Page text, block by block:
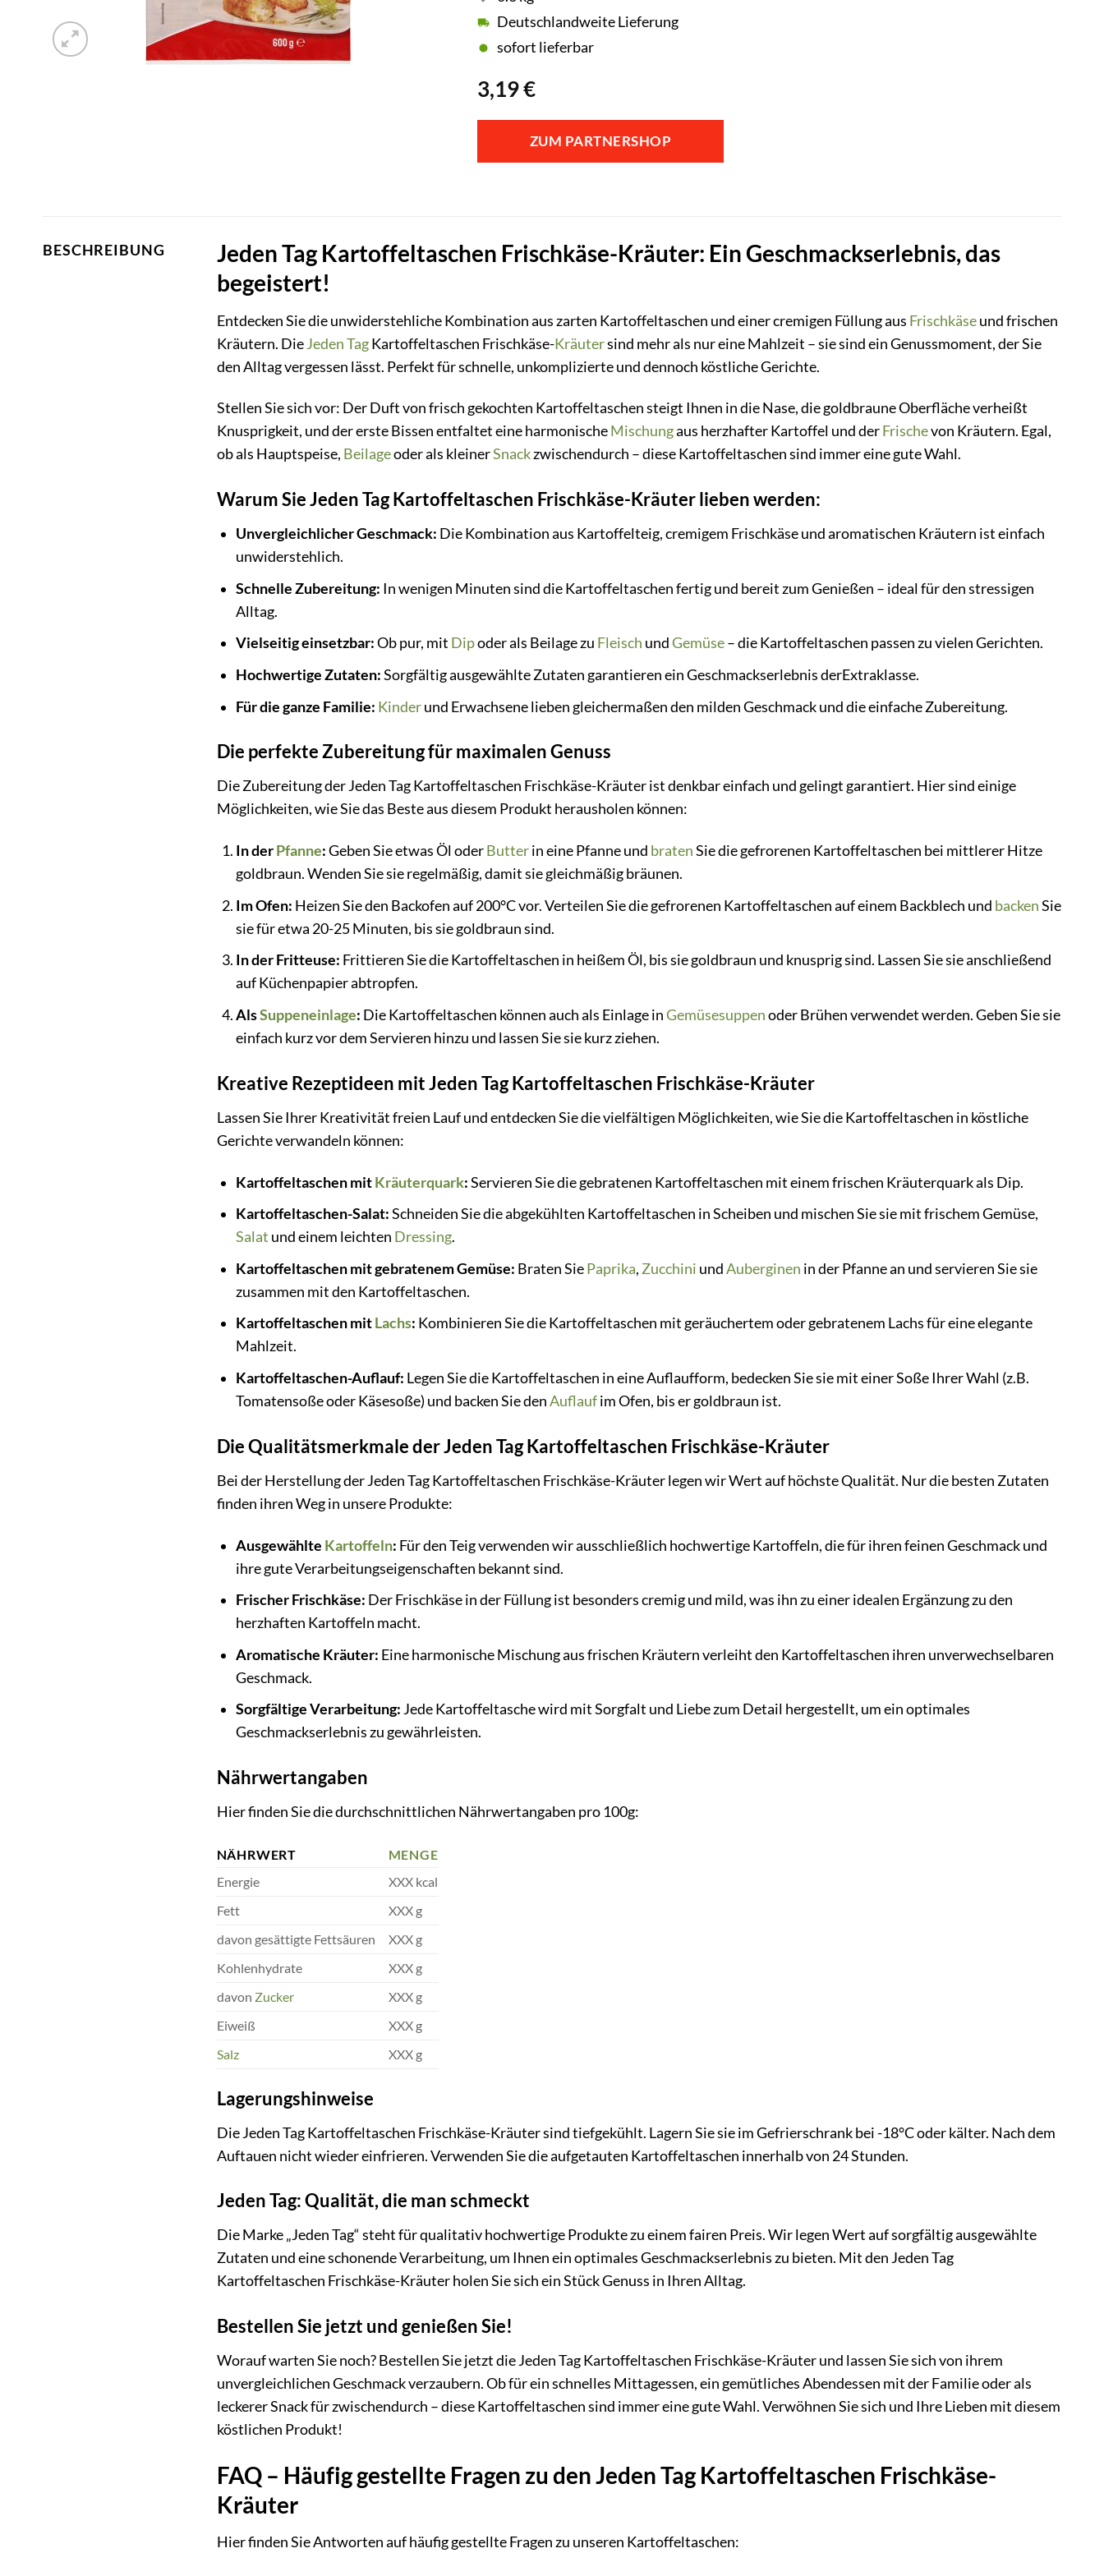
3,19€
Deutschlandweite Lieferung
sofort lieferbar
ZUM PARTNERSHOP
BESCHREIBUNG
Jeden Tag Kartoffeltaschen Frischkäse-Kräuter: Ein Geschmackserlebnis, das
begeistert!
Entdecken Sie die unwiderstehliche Kombination aus zarten Kartoffeltaschen und einer cremigen Füllung aus Frischkäseund frischen
Kräutern. DieJeden TagKartoffeltaschen Frischkäse-Kräutersind mehr als nur eine Mahlzeit – sie sind ein Genussmoment, der Sie
den Alltag vergessen lässt. Perfekt für schnelle, unkomplizierte und dennoch köstliche Gerichte.
Stellen Sie sich vor: Der Duft von frisch gekochten Kartoffeltaschen steigt Ihnen in die Nase, die goldbraune Oberfläche verheißt
Knusprigkeit, und der erste Bissen entfaltet eine harmonischeMischungaus herzhafter Kartoffel und derFrischevon Kräutern. Egal,
ob als Hauptspeise, Beilageoder als kleinerSnackzwischendurch – diese Kartoffeltaschen sind immer eine gute Wahl.
Warum Sie Jeden Tag Kartoffeltaschen Frischkäse-Kräuter lieben werden:
Unvergleichlicher Geschmack: Die Kombination aus Kartoffelteig, cremigem Frischkäse und aromatischen Kräutern ist einfach
unwiderstehlich.
Schnelle Zubereitung: In wenigen Minuten sind die Kartoffeltaschen fertig und bereit zum Genießen – ideal für den stressigen
Alltag.
Vielseitig einsetzbar:Ob pur, mit Dipoder als Beilage zu Fleisch undGemüse– die Kartoffeltaschen passen zu vielen Gerichten.
Hochwertige Zutaten:Sorgfältig ausgewählte Zutaten garantieren ein Geschmackserlebnis derExtraklasse.
Für die ganze Familie: Kinderund Erwachsene lieben gleichermaßen den milden Geschmack und die einfache Zubereitung.
Die perfekte Zubereitung für maximalen Genuss
Die Zubereitung der Jeden Tag Kartoffeltaschen Frischkäse-Kräuter ist denkbar einfach und gelingt garantiert. Hier sind einige
Möglichkeiten, wie Sie das Beste aus diesem Produkt herausholen können:
In derPfanne:Geben Sie etwas Öl oderButterin eine Pfanne und bratenSie die gefrorenen Kartoffeltaschen bei mittlerer Hitze
goldbraun. Wenden Sie sie regelmäßig, damit sie gleichmäßig bräunen.
Im Ofen: Heizen Sie den Backofen auf 200°C vor. Verteilen Sie die gefrorenen Kartoffeltaschen auf einem Backblech und backenSie
sie für etwa 20-25 Minuten, bis sie goldbraun sind.
In der Fritteuse: Frittieren Sie die Kartoffeltaschen in heißem Öl, bis sie goldbraun und knusprig sind. Lassen Sie sie anschließend
auf Küchenpapier abtropfen.
AlsSuppeneinlage: Die Kartoffeltaschen können auch als Einlage inGemüsesuppenoder Brühen verwendet werden. Geben Sie sie
einfach kurz vor dem Servieren hinzu und lassen Sie sie kurz ziehen.
Kreative Rezeptideen mit Jeden Tag Kartoffeltaschen Frischkäse-Kräuter
Lassen Sie Ihrer Kreativität freien Lauf und entdecken Sie die vielfältigen Möglichkeiten, wie Sie die Kartoffeltaschen in köstliche
Gerichte verwandeln können:
Kartoffeltaschen mitKräuterquark:Servieren Sie die gebratenen Kartoffeltaschen mit einem frischen Kräuterquark als Dip.
Kartoffeltaschen-Salat:Schneiden Sie die abgekühlten Kartoffeltaschen in Scheiben und mischen Sie sie mit frischem Gemüse,
Salat und einem leichten Dressing.
Kartoffeltaschen mit gebratenem Gemüse: Braten SiePaprika, Zucchini undAuberginen in der Pfanne an und servieren Sie sie
zusammen mit den Kartoffeltaschen.
Kartoffeltaschen mitLachs: Kombinieren Sie die Kartoffeltaschen mit geräuchertem oder gebratenem Lachs für eine elegante
Mahlzeit.
Kartoffeltaschen-Auflauf: Legen Sie die Kartoffeltaschen in eine Auflaufform, bedecken Sie sie mit einer Soße Ihrer Wahl (z.B.
Tomatensoße oder Käsesoße) und backen Sie denAuflaufim Ofen, bis er goldbraun ist.
Die Qualitätsmerkmale der Jeden Tag Kartoffeltaschen Frischkäse-Kräuter
Bei der Herstellung der Jeden Tag Kartoffeltaschen Frischkäse-Kräuter legen wir Wert auf höchste Qualität. Nur die besten Zutaten
finden ihren Weg in unsere Produkte:
Ausgewählte Kartoffeln: Für den Teig verwenden wir ausschließlich hochwertige Kartoffeln, die für ihren feinen Geschmack und
ihre gute Verarbeitungseigenschaften bekannt sind.
Frischer Frischkäse: Der Frischkäse in der Füllung ist besonders cremig und mild, was ihn zu einer idealen Ergänzung zu den
herzhaften Kartoffeln macht.
Aromatische Kräuter: Eine harmonische Mischung aus frischen Kräutern verleiht den Kartoffeltaschen ihren unverwechselbaren
Geschmack.
Sorgfältige Verarbeitung:Jede Kartoffeltasche wird mit Sorgfalt und Liebe zum Detail hergestellt, um ein optimales
Geschmackserlebnis zu gewährleisten.
Nährwertangaben
Hier finden Sie die durchschnittlichen Nährwertangaben pro 100g:
NÄHRWERT
MENGE
Energie
XXX kcal
Fett
XXX g
davon gesättigte Fettsäuren
XXX g
Kohlenhydrate
XXX g
davon Zucker
XXX g
Eiweiß
XXX g
Salz
XXX g
Lagerungshinweise
Die Jeden Tag Kartoffeltaschen Frischkäse-Kräuter sind tiefgekühlt. Lagern Sie sie im Gefrierschrank bei -18°C oder kälter. Nach dem
Auftauen nicht wieder einfrieren. Verwenden Sie die aufgetauten Kartoffeltaschen innerhalb von 24 Stunden.
Jeden Tag: Qualität, die man schmeckt
Die Marke „Jeden Tag“ steht für qualitativ hochwertige Produkte zu einem fairen Preis. Wir legen Wert auf sorgfältig ausgewählte
Zutaten und eine schonende Verarbeitung, um Ihnen ein optimales Geschmackserlebnis zu bieten. Mit den Jeden Tag
Kartoffeltaschen Frischkäse-Kräuter holen Sie sich ein Stück Genuss in Ihren Alltag.
Bestellen Sie jetzt und genießen Sie!
Worauf warten Sie noch? Bestellen Sie jetzt die Jeden Tag Kartoffeltaschen Frischkäse-Kräuter und lassen Sie sich von ihrem
unvergleichlichen Geschmack verzaubern. Ob für ein schnelles Mittagessen, ein gemütliches Abendessen mit der Familie oder als
leckerer Snack für zwischendurch – diese Kartoffeltaschen sind immer eine gute Wahl. Verwöhnen Sie sich und Ihre Lieben mit diesem
köstlichen Produkt!
FAQ – Häufig gestellte Fragen zu den Jeden Tag Kartoffeltaschen Frischkäse-
Kräuter
Hier finden Sie Antworten auf häufig gestellte Fragen zu unseren Kartoffeltaschen: